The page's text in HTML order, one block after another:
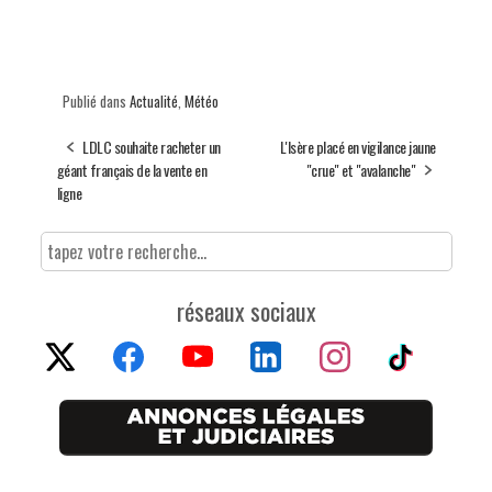
Publié dans Actualité, Météo
LDLC souhaite racheter un
géant français de la vente en
ligne
L'Isère placé en vigilance jaune
"crue" et "avalanche"
réseaux sociaux